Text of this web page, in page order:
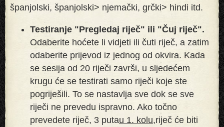
španjolski, španjolski> njemački, grčki> hindi itd.
Testiranje "Pregledaj riječ" ili "Čuj riječ".
Odaberite hoćete li vidjeti ili čuti riječ, a zatim
odaberite prijevod iz jednog od okvira. Kada
se sesija od 20 riječi završi, u sljedećem
krugu će se testirati samo riječi koje ste
pogriješili. To se nastavlja sve dok se sve
riječi ne prevedu ispravno. Ako točno
prevedete riječ, 3 putau 1. kolu,riječ će biti